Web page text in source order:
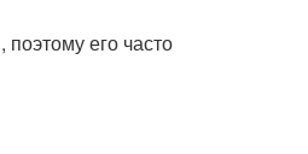
его часто